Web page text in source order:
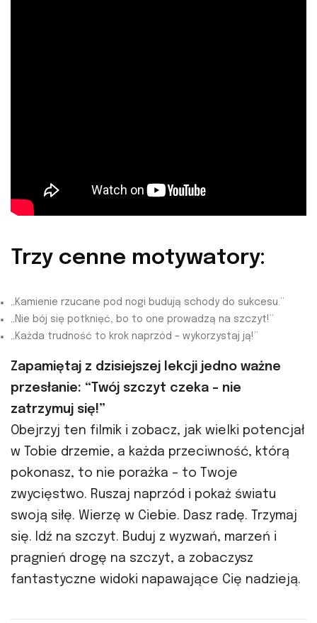
Trzy cenne motywatory:
„Kamienie rzucane pod nogi budują schody do sukcesu.”
„Nie bój się potknięć, bo to one prowadzą na szczyt!”
„Każda trudność to krok naprzód – wykorzystaj ją!”
Zapamiętaj z dzisiejszej lekcji jedno ważne
przesłanie: “Twój szczyt czeka – nie
zatrzymuj się!”
Obejrzyj ten filmik i zobacz, jak wielki potencjał
w Tobie drzemie, a każda przeciwność, którą
pokonasz, to nie porażka – to Twoje
zwycięstwo. Ruszaj naprzód i pokaż światu
swoją siłę. Wierzę w Ciebie. Dasz radę. Trzymaj
się. Idź na szczyt. Buduj z wyzwań, marzeń i
pragnień drogę na szczyt, a zobaczysz
fantastyczne widoki napawające Cię nadzieją.